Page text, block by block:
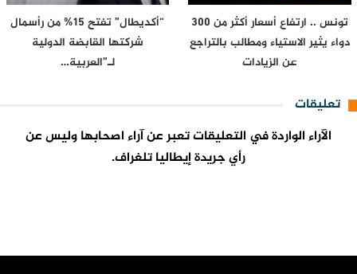
تونس .. ارتفاع أسعار أكثر من 300
دواء يثير الاستياء ومطالب بالتراجع
عن الزيادات
“أكديطال” تفتح 15% من رأسمال
شركتها القابضة الدولية
لـ”العربية…
تعليقات
الآراء الواردة في التعليقات تعبر عن آراء اصحابها وليس عن
رأي جريدة إيطاليا تلغراف.